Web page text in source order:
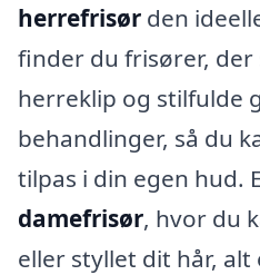
herrefrisør den
finder du frisører, der
herreklip og stilfulde
behandlinger, så du
tilpas i din egen hud.
damefrisør, hvor du
eller styllet dit hår, alt